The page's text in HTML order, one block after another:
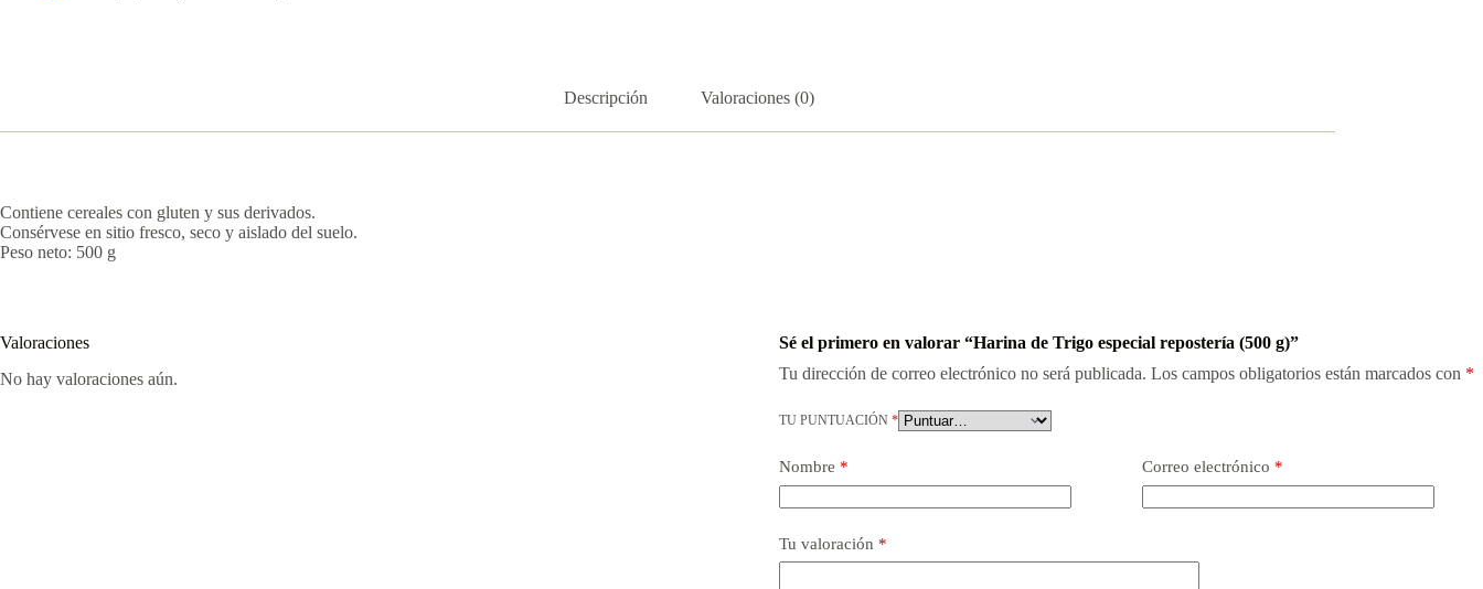
Descripción Valoraciones (0)
Contiene cereales con gluten y sus derivados.
Consérvese en sitio fresco, seco y aislado del suelo.
Peso neto: 500 g
Valoraciones
No hay valoraciones aún.
Sé el primero en valorar “Harina de Trigo especial repostería (500 g)”
Tu dirección de correo electrónico no será publicada. Los campos obligatorios están marcados con *
TU PUNTUACIÓN *
Nombre * Correo electrónico *
Tu valoración *